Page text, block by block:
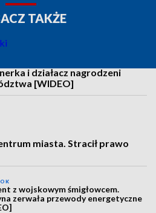
TAKŻE
i działacz nagrodzeni
[WIDEO]
miasta. Stracił prawo
z wojskowym śmigłowcem.
zerwała przewody energetyczne